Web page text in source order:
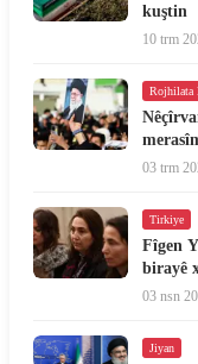
kuştin
10 trm
Rojhilata
03 trm
Tirkiye
Fîgen
birayê
03 nsn
Jiyan